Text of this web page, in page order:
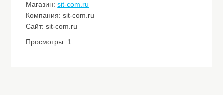
Магазин:sit-com.ru
Компания: sit-com.ru
Сайт: sit-com.ru
Просмотры: 1